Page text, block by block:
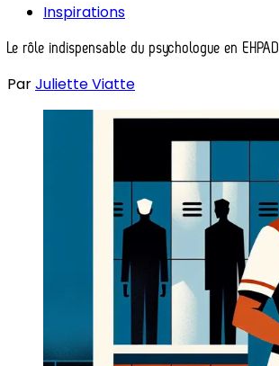
Inspirations
Le rôle indispensable du psychologue en EHPAD
ParJuliette Viatte